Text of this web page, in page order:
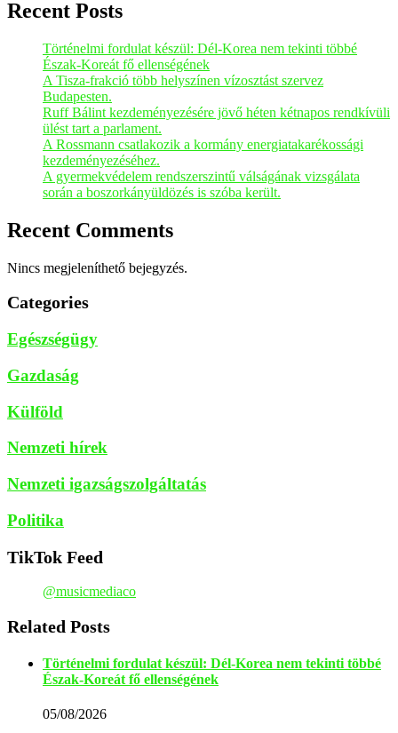
Recent Posts
Történelmi fordulat készül: Dél-Korea nem tekinti többé
Észak-Koreát fő ellenségének
A Tisza-frakció több helyszínen vízosztást szervez
Budapesten.
Ruff Bálint kezdeményezésére jövő héten kétnapos rendkívüli
ülést tart a parlament.
A Rossmann csatlakozik a kormány energiatakarékossági
kezdeményezéséhez.
A gyermekvédelem rendszerszintű válságának vizsgálata
során a boszorkányüldözés is szóba került.
Recent Comments
Nincs megjeleníthető bejegyzés.
Categories
Egészségügy
Gazdaság
Külföld
Nemzeti hírek
Nemzeti igazságszolgáltatás
Politika
TikTok Feed
@musicmediaco
Related Posts
Történelmi fordulat készül: Dél-Korea nem tekinti többé
Észak-Koreát fő ellenségének
05/08/2026